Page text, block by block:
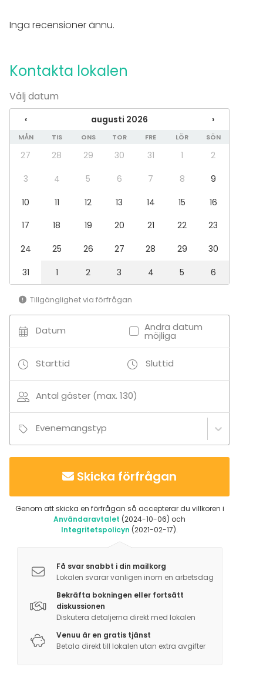
Utrustning
Evenemang
Bröllop
Spa / relax / bastu
Möte
Konferens
Föreställning / show
Stuga / boende
Julbord / Julfest
Lokal
Restaurang
Inga recensioner ännu.
Kontakta lokalen
Välj datum
‹ augusti 2026 ›
MÅN TIS ONS TOR FRE LÖR SÖN
27 28 29 30 31 1
2
3
4 5 6 7 8
9
10
11 12 13 14 15
16
17
18 19 20 21 22
23
24
25 26 27 28 29
30
31
1 2 3 4 5 6
Tillgänglighet via förfrågan
Datum Andra datum
möjliga
Starttid Sluttid
Antal gäster (max. 130)
Evenemangstyp
Skicka förfrågan
Genom att skicka en förfrågan så accepterar du villkoren i
Användaravtalet (2024-10-06) och
Integritetspolicyn (2021-02-17).
Få svar snabbt i din mailkorg
Lokalen svarar vanligen inom en arbetsdag
Bekräfta bokningen eller fortsätt
diskussionen
Diskutera detaljerna direkt med lokalen
Venuu är en gratis tjänst
Betala direkt till lokalen utan extra avgifter